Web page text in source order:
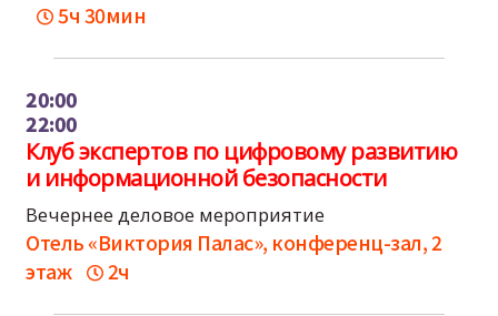
5ч 30мин
20:00
22:00
Клуб экспертов по цифровому развитию
и информационной безопасности
Вечернее деловое мероприятие
Отель «Виктория Палас», конференц-зал, 2
этаж
2ч